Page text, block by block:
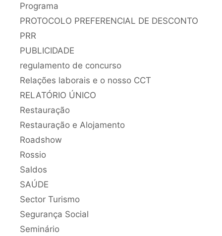
Programa
PROTOCOLO PREFERENCIAL DE DESCONTO
PRR
PUBLICIDADE
regulamento de concurso
Relações laborais e o nosso CCT
RELATÓRIO ÚNICO
Restauração
Restauração e Alojamento
Roadshow
Rossio
Saldos
SAÚDE
Sector Turismo
Segurança Social
Seminário